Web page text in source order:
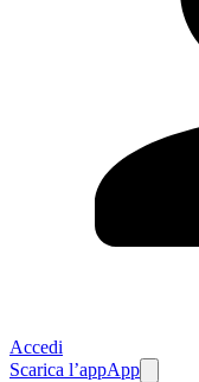
Accedi
Scarica l’appApp